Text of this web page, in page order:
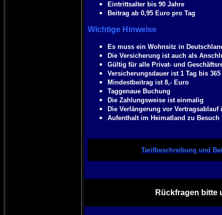
Eintrittsalter bis 90 Jahre
Beitrag ab 0,95 Euro pro Tag
Wichtige Hinweise
Es muss ein Wohnsitz in
Die Versicherung ist auch als
Gültig für alle Privat- und
Versicherungsdauer ist 1 Tag bis
Mindestbeitrag ist 8,- Euro
Taggenaue Buchung
Die Zahlungsweise ist einmalig
Die Verlängerung vor
Aufenthalt im Heimatland zu Besuch
Tarifbeschreibung und
Rückfragen bitte